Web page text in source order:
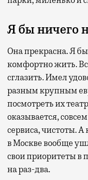
Я бы ничего
Она прекрасна. Я
комфортно жить.
сглазить. Имел
разным крупным
посмотреть их
оказывается,
сервиса, чистоты. А
в Москве вообще
свои приоритеты в
на раз-два.